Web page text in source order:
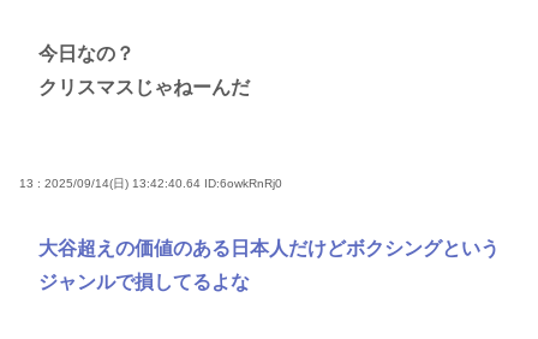
今日なの？
クリスマスじゃねーんだ
13 : 2025/09/14(日) 13:42:40.64 ID:6owkRnRj0
大谷超えの価値のある日本人だけどボクシングという
ジャンルで損してるよな